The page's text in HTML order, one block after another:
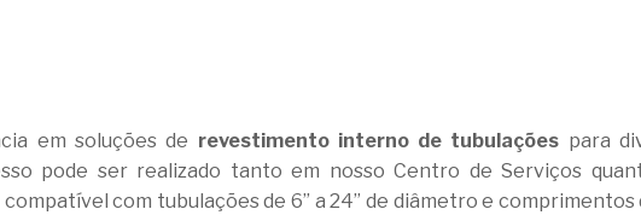
em soluções de revestimento interno de tubulações para
pode ser realizado tanto em nosso Centro de Serviços
com tubulações de 6” a 24” de diâmetro e comprimentos